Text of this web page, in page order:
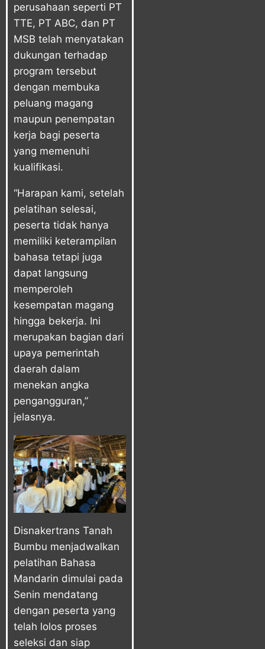
perusahaan seperti PT
TTE, PT ABC, dan PT
MSB telah menyatakan
dukungan terhadap
program tersebut
dengan membuka
peluang magang
maupun penempatan
kerja bagi peserta
yang memenuhi
kualifikasi.
“Harapan kami, setelah
pelatihan selesai,
peserta tidak hanya
memiliki keterampilan
bahasa tetapi juga
dapat langsung
memperoleh
kesempatan magang
hingga bekerja. Ini
merupakan bagian dari
upaya pemerintah
daerah dalam
menekan angka
pengangguran,”
jelasnya.
Disnakertrans Tanah
Bumbu menjadwalkan
pelatihan Bahasa
Mandarin dimulai pada
Senin mendatang
dengan peserta yang
telah lolos proses
seleksi dan siap